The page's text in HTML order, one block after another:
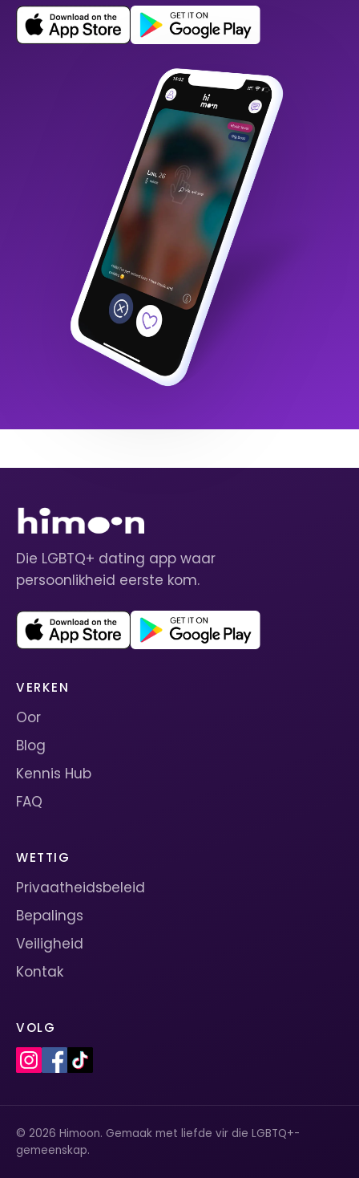
Die LGBTQ+ dating app waar
persoonlikheid eerste kom.
VERKEN
Oor
Blog
Kennis Hub
FAQ
WETTIG
Privaatheidsbeleid
Bepalings
Veiligheid
Kontak
VOLG
© 2026 Himoon. Gemaak met liefde vir die LGBTQ+-
gemeenskap.